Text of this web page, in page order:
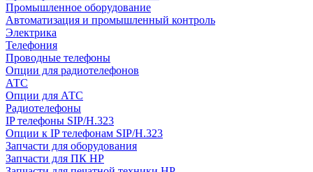
Промышленное оборудование
Автоматизация и промышленный контроль
Электрика
Телефония
Проводные телефоны
Опции для радиотелефонов
АТС
Опции для АТС
Радиотелефоны
IP телефоны SIP/H.323
Опции к IP телефонам SIP/H.323
Запчасти для оборудования
Запчасти для ПК HP